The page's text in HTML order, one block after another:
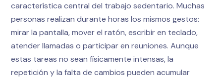
característica central del trabajo sedentario. Muchas
personas realizan durante horas los mismos gestos:
mirar la pantalla, mover el ratón, escribir en teclado,
atender llamadas o participar en reuniones. Aunque
estas tareas no sean físicamente intensas, la
repetición y la falta de cambios pueden acumular